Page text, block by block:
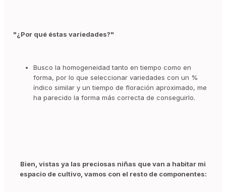
"¿Por qué éstas variedades?"
Busco la homogeneidad tanto en tiempo como en
forma, por lo que seleccionar variedades con un %
índico similar y un tiempo de floración aproximado, me
ha parecido la forma más correcta de conseguirlo.
Bien, vistas ya las preciosas niñas que van a habitar mi
espacio de cultivo, vamos con el resto de componentes: